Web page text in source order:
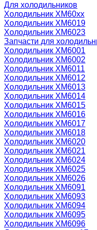
Для холодильников
Холодильник ХМ60xx
Холодильник ХМ6019
Холодильник ХМ6023
Запчасти для
Холодильник ХМ6001
Холодильник ХМ6002
Холодильник ХМ6011
Холодильник ХМ6012
Холодильник ХМ6013
Холодильник ХМ6014
Холодильник ХМ6015
Холодильник ХМ6016
Холодильник ХМ6017
Холодильник ХМ6018
Холодильник ХМ6020
Холодильник ХМ6021
Холодильник ХМ6024
Холодильник ХМ6025
Холодильник ХМ6026
Холодильник ХМ6091
Холодильник ХМ6093
Холодильник ХМ6094
Холодильник ХМ6095
Холодильник ХМ6096